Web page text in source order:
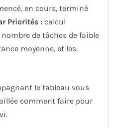
en cours, terminé
Priorités : calcul
de tâches de faible
moyenne, et les
le tableau vous
comment faire pour